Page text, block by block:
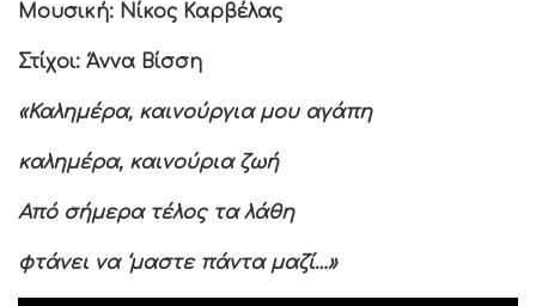
Μουσική: Νίκος Καρβέλας
Στίχοι: Άννα Βίσση
«Καλημέρα, καινούργια μου αγάπη
καλημέρα, καινούρια ζωή
Από σήμερα τέλος τα λάθη
φτάνει να ‘μαστε πάντα μαζί…»